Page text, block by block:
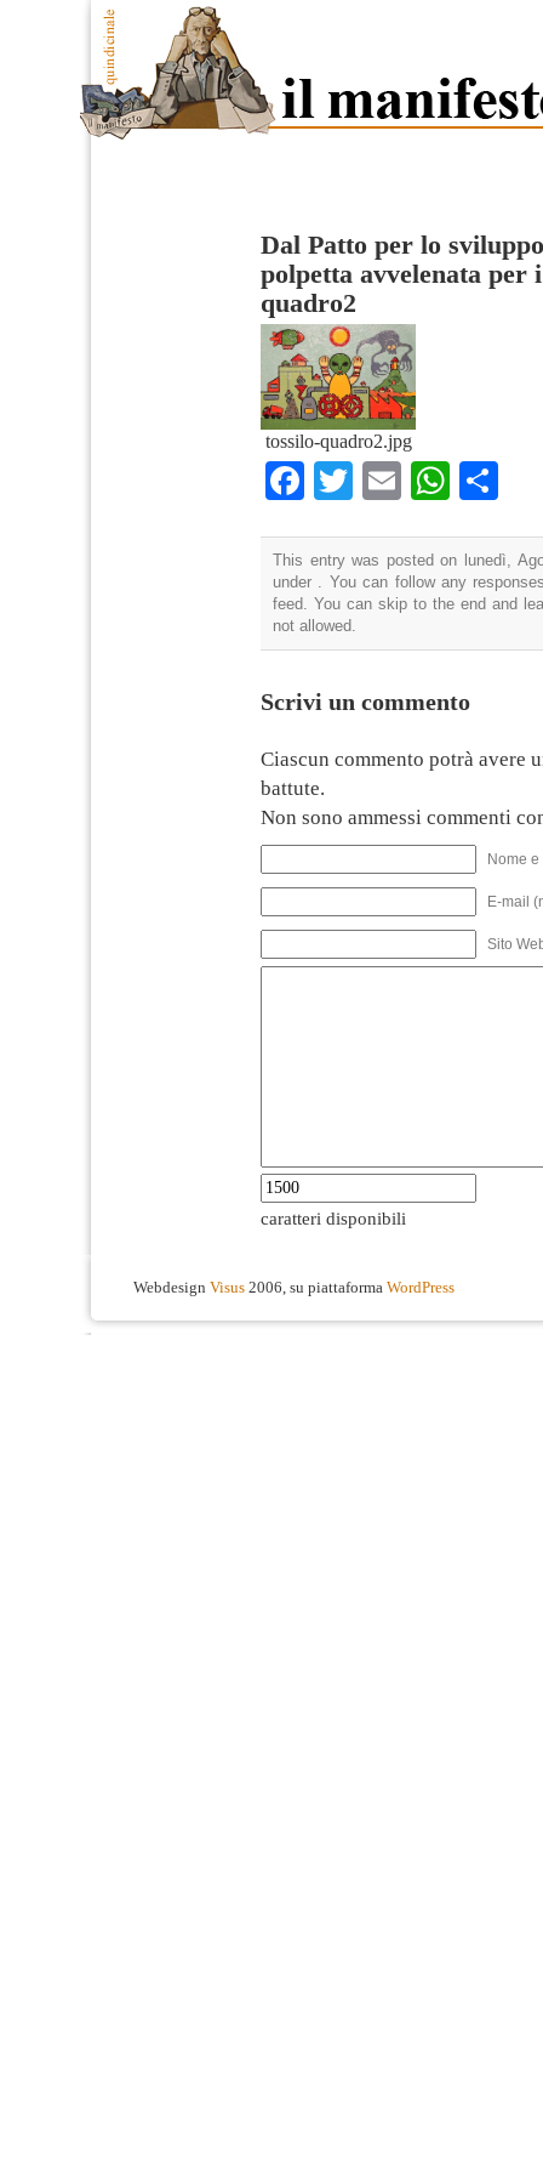
Dal Patto per lo
polpetta avvelenata per
quadro2
tossilo-quadro2.jpg
Facebook
TwitterEmail
This entry was posted on lunedì,
under . You can follow any
feed. You can skip to the end and
not allowed.
Scrivi un commento
Ciascun commento potrà avere
battute.
Non sono ammessi commenti
Nome
E-mail
Sito
caratteri disponibili
Webdesign Visus 2006, su piattaforma WordPress